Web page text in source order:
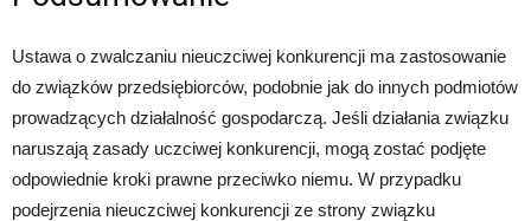
Ustawa o zwalczaniu nieuczciwej konkurencji ma zastosowanie
do związków przedsiębiorców, podobnie jak do innych podmiotów
prowadzących działalność gospodarczą. Jeśli działania związku
naruszają zasady uczciwej konkurencji, mogą zostać podjęte
odpowiednie kroki prawne przeciwko niemu. W przypadku
podejrzenia nieuczciwej konkurencji ze strony związku